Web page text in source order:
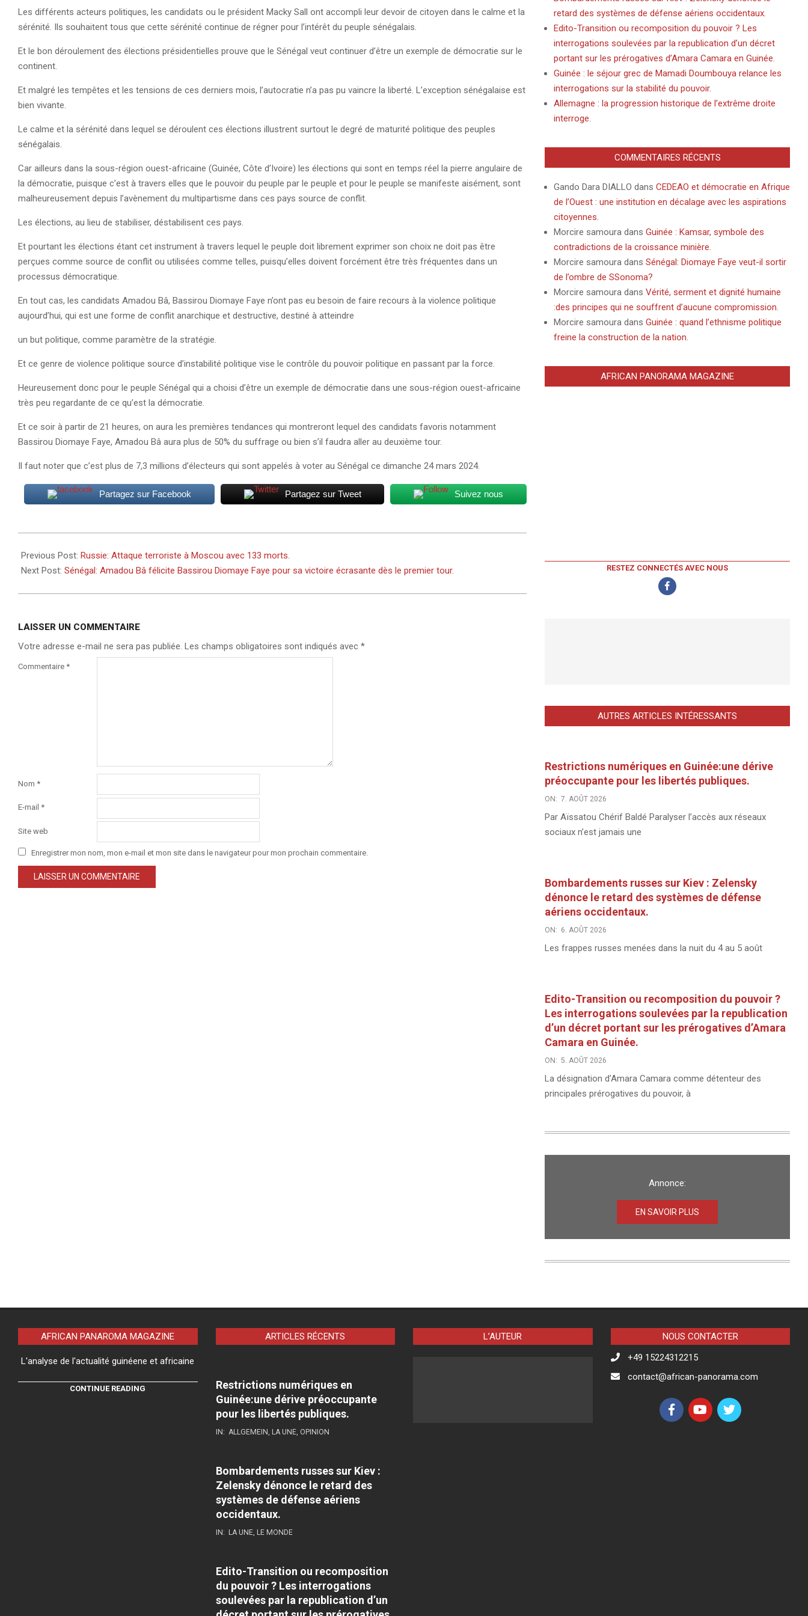
Les différents acteurs politiques, les candidats ou le président Macky Sall ont accompli leur devoir de citoyen dans le calme et la
sérénité. Ils souhaitent tous que cette sérénité continue de régner pour l’intérêt du peuple sénégalais.
Et le bon déroulement des élections présidentielles prouve que le Sénégal veut continuer d’être un exemple de démocratie sur le
continent.
Et malgré les tempêtes et les tensions de ces derniers mois, l’autocratie n’a pas pu vaincre la liberté. L’exception sénégalaise est
bien vivante.
Le calme et la sérénité dans lequel se déroulent ces élections illustrent surtout le degré de maturité politique des peuples
sénégalais.
Car ailleurs dans la sous-région ouest-africaine (Guinée, Côte d’Ivoire) les élections qui sont en temps réel la pierre angulaire de
la démocratie, puisque c’est à travers elles que le pouvoir du peuple par le peuple et pour le peuple se manifeste aisément, sont
malheureusement depuis l’avènement du multipartisme dans ces pays source de conflit.
Les élections, au lieu de stabiliser, déstabilisent ces pays.
Et pourtant les élections étant cet instrument à travers lequel le peuple doit librement exprimer son choix ne doit pas être
perçues comme source de conflit ou utilisées comme telles, puisqu’elles doivent forcément être très fréquentes dans un
processus démocratique.
En tout cas, les candidats Amadou Bâ, Bassirou Diomaye Faye n’ont pas eu besoin de faire recours à la violence politique
aujourd’hui, qui est une forme de conflit anarchique et destructive, destiné à atteindre
un but politique, comme paramètre de la stratégie.
Et ce genre de violence politique source d’instabilité politique vise le contrôle du pouvoir politique en passant par la force.
Heureusement donc pour le peuple Sénégal qui a choisi d’être un exemple de démocratie dans une sous-région ouest-africaine
très peu regardante de ce qu’est la démocratie.
Et ce soir à partir de 21 heures, on aura les premières tendances qui montreront lequel des candidats favoris notamment
Bassirou Diomaye Faye, Amadou Bâ aura plus de 50% du suffrage ou bien s’il faudra aller au deuxième tour.
Il faut noter que c’est plus de 7,3 millions d’électeurs qui sont appelés à voter au Sénégal ce dimanche 24 mars 2024.
Partagez sur Facebook Partagez sur Tweet Suivez nous
03-
24
Previous Post: Russie: Attaque terroriste à Moscou avec 133 morts.
Next Post: Sénégal: Amadou Bâ félicite Bassirou Diomaye Faye pour sa victoire écrasante dès le premier tour.
LAISSER UN COMMENTAIRE
Votre adresse e-mail ne sera pas publiée. Les champs obligatoires sont indiqués avec *
Commentaire *
Nom *
E-mail *
Site web
Enregistrer mon nom, mon e-mail et mon site dans le navigateur pour mon prochain commentaire.
retard des systèmes de défense aériens occidentaux.
Edito-Transition ou recomposition du pouvoir ? Les
interrogations soulevées par la republication d’un décret
portant sur les prérogatives d’Amara Camara en Guinée.
Guinée : le séjour grec de Mamadi Doumbouya relance les
interrogations sur la stabilité du pouvoir.
Allemagne : la progression historique de l’extrême droite
interroge.
COMMENTAIRES RÉCENTS
Gando Dara DIALLO dans CEDEAO et démocratie en Afrique
de l’Ouest : une institution en décalage avec les aspirations
citoyennes.
Morcire samoura dans Guinée : Kamsar, symbole des
contradictions de la croissance minière.
Morcire samoura dans Sénégal: Diomaye Faye veut-il sortir
de l’ombre de SSonoma?
Morcire samoura dans Vérité, serment et dignité humaine
:des principes qui ne souffrent d’aucune compromission.
Morcire samoura dans Guinée : quand l’ethnisme politique
freine la construction de la nation.
AFRICAN PANORAMA MAGAZINE
RESTEZ CONNECTÉS AVEC NOUS
AUTRES ARTICLES INTÉRESSANTS
Restrictions numériques en Guinée:une dérive
préoccupante pour les libertés publiques.
ON: 7. AOÛT 2026
Par Aïssatou Chérif Baldé Paralyser l’accès aux réseaux
sociaux n’est jamais une
Bombardements russes sur Kiev : Zelensky
dénonce le retard des systèmes de défense
aériens occidentaux.
ON: 6. AOÛT 2026
Les frappes russes menées dans la nuit du 4 au 5 août
Edito-Transition ou recomposition du pouvoir ?
Les interrogations soulevées par la republication
d’un décret portant sur les prérogatives d’Amara
Camara en Guinée.
ON: 5. AOÛT 2026
La désignation d’Amara Camara comme détenteur des
principales prérogatives du pouvoir, à
Annonce:
EN SAVOIR PLUS
AFRICAN PANAROMA MAGAZINE
L'analyse de l'actualité guinéene et africaine
CONTINUE READING
ARTICLES RÉCENTS
Restrictions numériques en
Guinée:une dérive préoccupante
pour les libertés publiques.
IN: ALLGEMEIN LA UNE, OPINION
Bombardements russes sur Kiev :
Zelensky dénonce le retard des
systèmes de défense aériens
occidentaux.
IN: LA UNE, LE MONDE
Edito-Transition ou recomposition
du pouvoir ? Les interrogations
soulevées par la republication d’un
L’AUTEUR
NOUS CONTACTER
+49 15224312215
contact@african-panorama.com